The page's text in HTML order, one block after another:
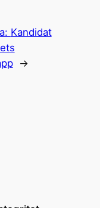
Kandidat
→